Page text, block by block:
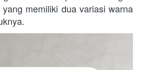
memiliki dua variasi warna